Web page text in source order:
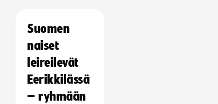
Suomen
naiset
leireilevät
Eerikkilässä
– ryhmään